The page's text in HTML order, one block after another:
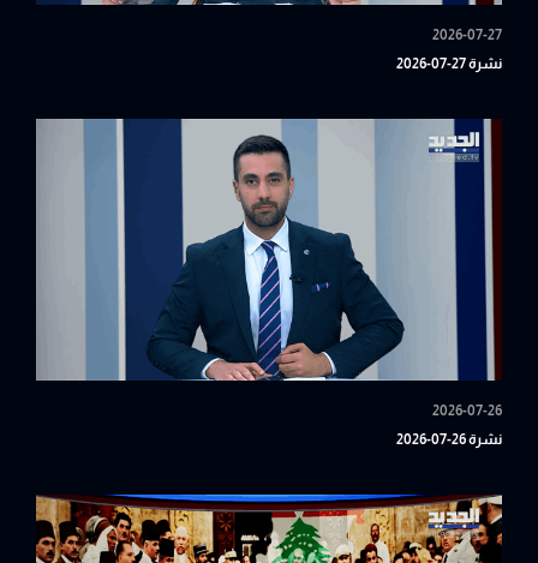
2026-07-27
نشرة 27-07-2026
2026-07-26
نشرة 26-07-2026